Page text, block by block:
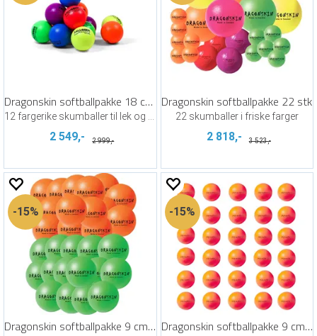
Dragonskin softballpakke 18 cm | 12 stk
2 549,- 2 999,-
Dragonskin softballpakke 22 stk
22 skumballer i friske farger
2 818,- 3 523,-
15%
Dragonskin softballpakke 9 cm | 30 stk
15%
Dragonskin softballpakke 9 cm | 30 stk